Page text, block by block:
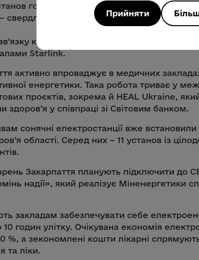
госпітального округу мають власне
свердловини;
кожна районна лікарня та
Starlink.
активно впроваджує в медичних
енергетики. Така робота триває у
проєктів, зокрема й HEAL Ukraine,
здоров’я у співпраці зі Світовим банком.
сонячні електростанції вже встановили
області. Серед них – 11 установ із
Закарпаття планують підключити до
надії», який реалізує Міненергетики
закладам забезпечувати себе
годин улітку. Очікувана економія
%, а зекономлені кошти лікарні
та ліки.
Прийняти